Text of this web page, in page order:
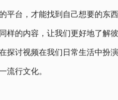
平台，才能找到自己想要的东西
的内容，让我们更好地了解
探讨视频在我们日常生活中
流行文化。